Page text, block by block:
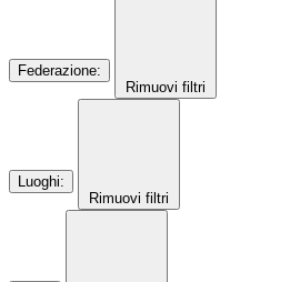
Federazione:
Rimuovi filtri
Luoghi:
Rimuovi filtri